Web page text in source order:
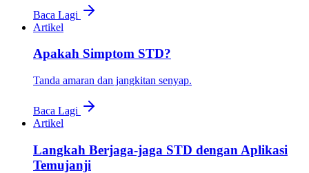
Baca Lagi
Artikel
Apakah Simptom STD?
Tanda amaran dan jangkitan senyap.
Baca Lagi
Artikel
Langkah Berjaga-jaga STD dengan Aplikasi
Temujanji